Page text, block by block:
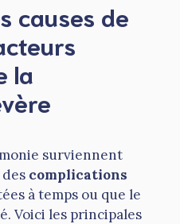
causes de
la
surviennent
complications
à temps ou que le
Voici les principales